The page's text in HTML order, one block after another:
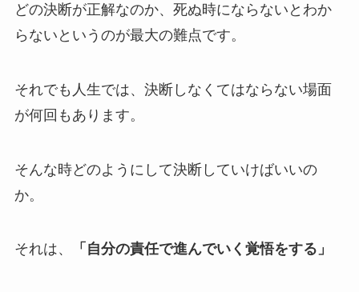
どの決断が正解なのか、死ぬ時にならないとわか
らないというのが最大の難点です。
それでも人生では、決断しなくてはならない場面
が何回もあります。
そんな時どのようにして決断していけばいいの
か。
それは、 「自分の責任で進んでいく覚悟をする」